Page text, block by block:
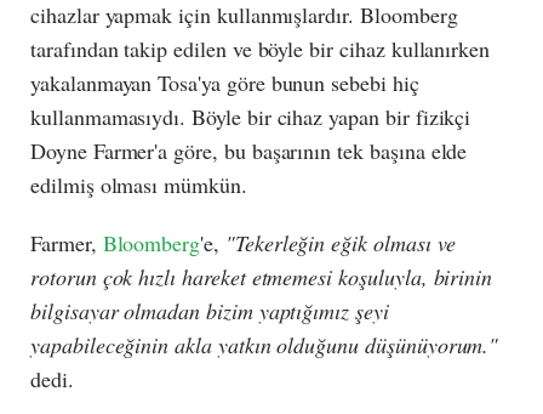
cihazlar yapmak için kullanmışlardır. Bloomberg
tarafından takip edilen ve böyle bir cihaz kullanırken
yakalanmayan Tosa'ya göre bunun sebebi hiç
kullanmamasıydı. Böyle bir cihaz yapan bir fizikçi
Doyne Farmer'a göre, bu başarının tek başına elde
edilmiş olması mümkün.
Farmer, Bloomberg'e, "Tekerleğin eğik olması ve
rotorun çok hızlı hareket etmemesi koşuluyla, birinin
bilgisayar olmadan bizim yaptığımız şeyi
yapabileceğinin akla yatkın olduğunu düşünüyorum."
dedi.